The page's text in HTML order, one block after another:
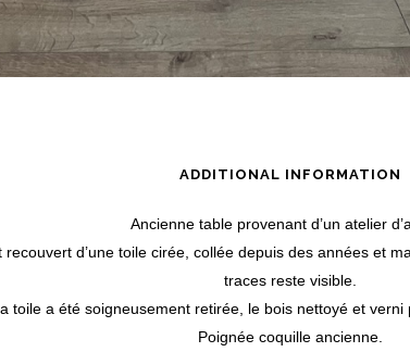
ADDITIONAL INFORMATION
Ancienne table provenant d’un atelier
recouvert d’une toile cirée, collée depuis des années et
traces reste visible.
toile a été soigneusement retirée, le bois nettoyé et verni
Poignée coquille ancienne.